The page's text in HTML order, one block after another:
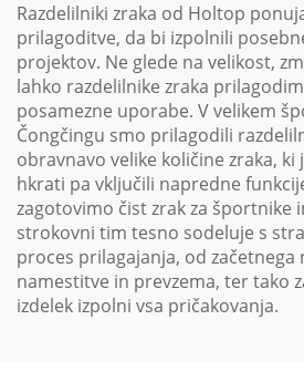
Razdelilniki zraka od Holtop
prilagoditve, da bi izpolnili
projektov. Ne glede na velikost,
lahko razdelilnike zraka
posamezne uporabe. V velikem
Čongčingu smo prilagodili
obravnavo velike količine zraka, ki
hkrati pa vključili napredne
zagotovimo čist zrak za športnike
strokovni tim tesno sodeluje s
proces prilagajanja, od začetnega
namestitve in prevzema, ter tako
izdelek izpolni vsa pričakovanja.